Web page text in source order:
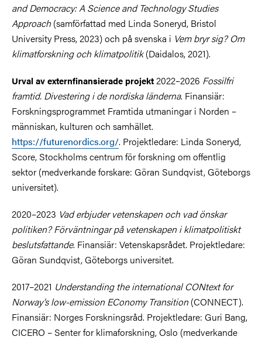
and Democracy: A Science and Technology Studies
Approach (samförfattad med Linda Soneryd, Bristol
University Press, 2023) och på svenska i Vem bryr sig? Om
klimatforskning och klimatpolitik(Daidalos, 2021).
Urval av externfinansierade projekt2022–2026 Fossilfri
framtid. Divestering i de nordiska länderna. Finansiär:
Forskningsprogrammet Framtida utmaningar i Norden –
människan, kulturen och samhället.
https://futurenordics.org/. Projektledare: Linda Soneryd,
Score, Stockholms centrum för forskning om offentlig
sektor (medverkande forskare: Göran Sundqvist, Göteborgs
universitet).
2020–2023 Vad erbjuder vetenskapen och vad önskar
politiken? Förväntningar på vetenskapen i klimatpolitiskt
beslutsfattande. Finansiär: Vetenskapsrådet. Projektledare:
Göran Sundqvist, Göteborgs universitet.
2017–2021 Understanding the international CONtext for
Norway’s low-emission EConomy Transition (CONNECT).
Finansiär: Norges Forskningsråd. Projektledare: Guri Bang,
CICERO – Senter for klimaforskning, Oslo (medverkande